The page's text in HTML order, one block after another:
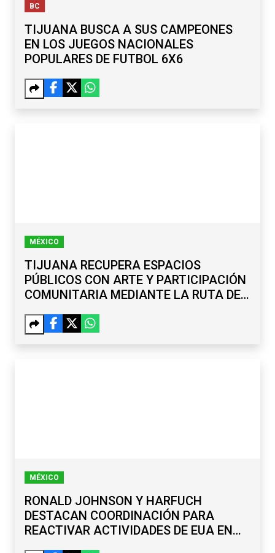
BC
TIJUANA BUSCA A SUS CAMPEONES
EN LOS JUEGOS NACIONALES
POPULARES DE FUTBOL 6X6
MÉXICO
TIJUANA RECUPERA ESPACIOS
PÚBLICOS CON ARTE Y PARTICIPACIÓN
COMUNITARIA MEDIANTE LA RUTA DE
MÉXICO
RONALD JOHNSON Y HARFUCH
DESTACAN COORDINACIÓN PARA
REACTIVAR ACTIVIDADES DE EUA EN